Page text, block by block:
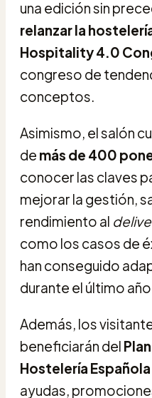
una edición sin
relanzar la
Hospitality 4.0
congreso de
conceptos.
Asimismo, el salón
de más de 400
conocer las claves
mejorar la gestión,
rendimiento al
como los casos de
han conseguido
durante el último
Además, los
beneficiarán del
Hostelería Española
ayudas,